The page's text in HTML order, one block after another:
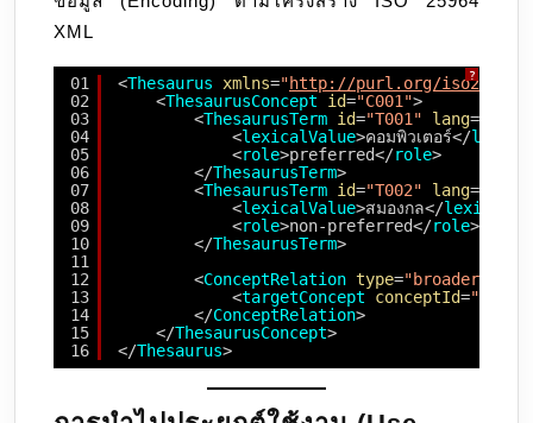
XML
?
01
02
03
04
05
06
07
08
09
10
11
12
13
14
15
16
<Thesaurus xmlns="http://purl.org/iso25964/
<ThesaurusConcept id="C001">
<ThesaurusTerm id="T001" lang=
<lexicalValue>คอมพิวเตอร์</
<role>preferred</role>
</ThesaurusTerm>
<ThesaurusTerm id="T002" lang=
<lexicalValue>สมองกล</
<role>non-preferred</role>
</ThesaurusTerm>
<ConceptRelation type="broader"
<targetConcept conceptId=
</ConceptRelation>
</ThesaurusConcept>
</Thesaurus>